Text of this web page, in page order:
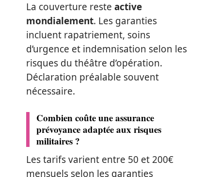
La couverture reste active
mondialement. Les garanties
incluent rapatriement, soins
d’urgence et indemnisation selon les
risques du théâtre d’opération.
Déclaration préalable souvent
nécessaire.
Combien coûte une assurance
prévoyance adaptée aux risques
militaires ?
Les tarifs varient entre 50 et 200€
mensuels selon les garanties